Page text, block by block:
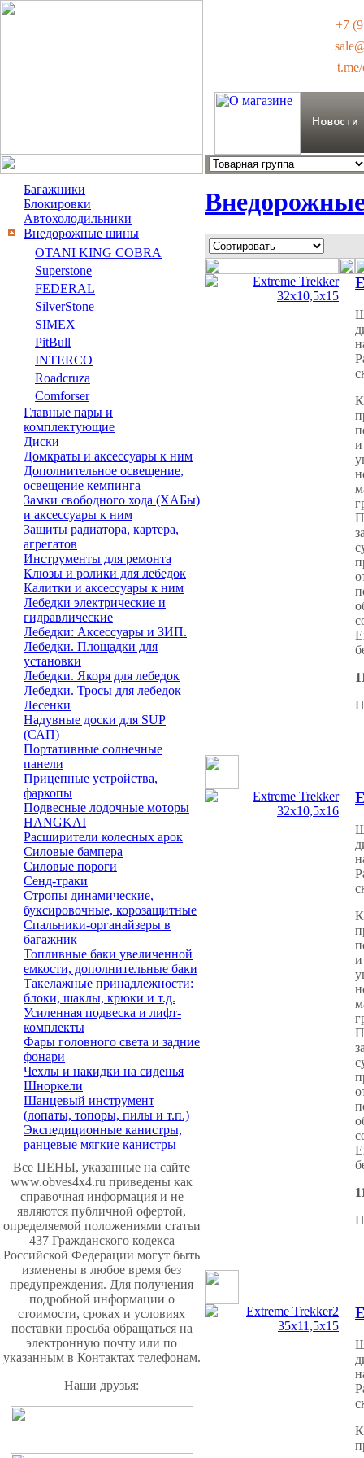
+7
Багажники
Блокировки
Автохолодильники
Внедорожные шины
OTANI KING COBRA
Superstone
FEDERAL
SilverStone
SIMEX
PitBull
INTERCO
Roadcruza
Comforser
Главные пары и
комплектующие
Диски
Домкраты и аксессуары к ним
Дополнительное освещение,
освещение кемпинга
Замки свободного хода (ХАБы)
и аксессуары к ним
Защиты радиатора, картера,
агрегатов
Инструменты для ремонта
Клюзы и ролики для лебедок
Калитки и аксессуары к ним
Лебедки электрические и
гидравлические
Лебедки: Аксессуары и ЗИП.
Лебедки. Площадки для
установки
Лебедки. Якоря для лебедок
Лебедки. Тросы для лебедок
Лесенки
Надувные доски для SUP
(САП)
Портативные солнечные
панели
Прицепные устройства,
фаркопы
Подвесные лодочные моторы
HANGKAI
Расширители колесных арок
Силовые бампера
Силовые пороги
Сенд-траки
Стропы динамические,
буксировочные, корозащитные
Спальники-органайзеры в
багажник
Топливные баки увеличенной
емкости, дополнительные баки
Такелажные принадлежности:
блоки, шаклы, крюки и т.д.
Усиленная подвеска и лифт-
комплекты
Фары головного света и задние
фонари
Чехлы и накидки на сиденья
Шноркели
Шанцевый инструмент
(лопаты, топоры, пилы и т.п.)
Экспедиционные канистры,
ранцевые мягкие канистры
Все ЦЕНЫ, указанные на сайте
www.obves4x4.ru приведены как
справочная информация и не
являются публичной офертой,
определяемой положениями статьи
437 Гражданского кодекса
Российской Федерации могут быть
изменены в любое время без
предупреждения. Для получения
подробной информации о
стоимости, сроках и условиях
поставки просьба обращаться на
электронную почту или по
указанным в Контактах телефонам.
Наши друзья: